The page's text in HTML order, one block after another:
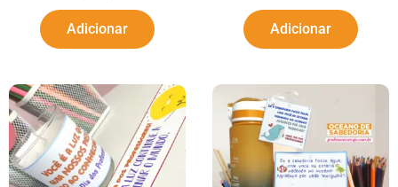
Adicionar Adicionar